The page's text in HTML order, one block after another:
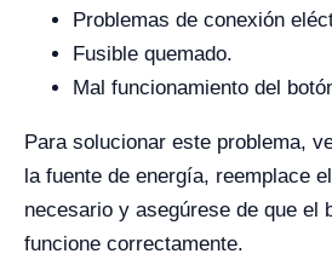
Problemas de conexión
Fusible quemado.
Mal funcionamiento del
Para solucionar este problema,
la fuente de energía, reemplace
necesario y asegúrese de que el
funcione correctamente.